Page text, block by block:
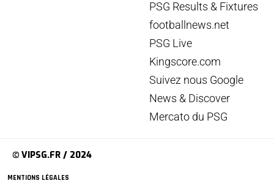
PSG Results & Fixtures
footballnews.net
PSG Live
Kingscore.com
Suivez nous Google
News & Discover
Mercato du PSG
© VIPSG.FR / 2024
MENTIONS LÉGALES